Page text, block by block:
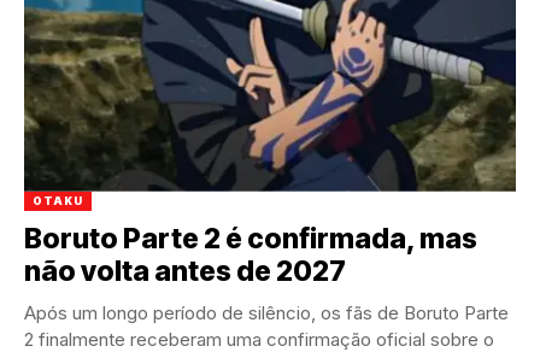
OTAKU
Boruto Parte 2 é confirmada, mas
não volta antes de 2027
Após um longo período de silêncio, os fãs de Boruto Parte
2 finalmente receberam uma confirmação oficial sobre o